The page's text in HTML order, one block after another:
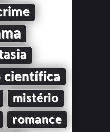
científica
mistério
romance